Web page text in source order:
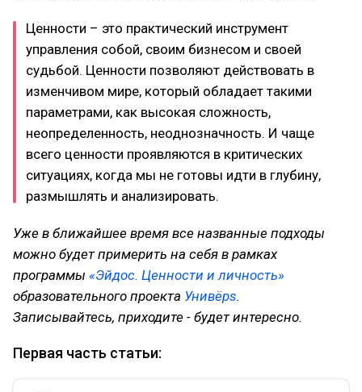
Ценности – это практический инструмент
управления собой, своим бизнесом и своей
судьбой. Ценности позволяют действовать в
изменчивом мире, который обладает такими
параметрами, как высокая сложность,
неопределенность, неоднозначность. И чаще
всего ценности проявляются в критических
ситуациях, когда мы не готовы идти в глубину,
размышлять и анализировать.
Уже в ближайшее время все названные подходы
можно будет примерить на себя в рамках
программы «Эйдос. Ценности и личность»
образовательного проекта Унивёрs.
Записывайтесь, приходите - будет интересно.
Первая часть статьи: